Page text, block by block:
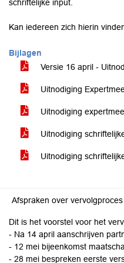
schriftelijke input.
Kan iedereen zich hierin
Bijlagen
Versie 16 april -
Uitnodiging
Uitnodiging
Uitnodiging
Uitnodiging
Afspraken over vervolgproces
Dit is het voorstel voor het
- Na 14 april aanschrijven
- 12 mei bijeenkomst
- 28 mei bespreken eerste